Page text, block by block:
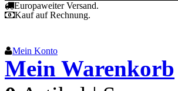
Europaweiter Versand.
Kauf auf Rechnung.
Mein Konto
Mein Warenkorb